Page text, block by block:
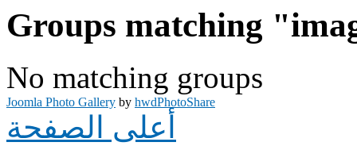
Groups matching
No matching groups
Joomla Photo Gallery by hwdPhotoShare
أعلى الصفحة